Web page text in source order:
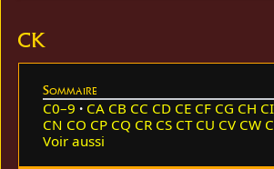
CK
Sommaire
C0–9 CA CB CC CD CE CF CG CH CI
CN CO CP CQ CR CS CT CU CV CW
Voir aussi